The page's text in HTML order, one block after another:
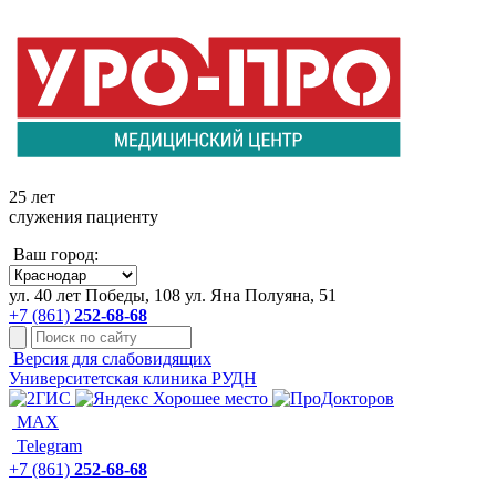
+7 861 252-68-68
25 лет
служения пациенту
Ваш город:
ул. 40 лет Победы, 108 ул. Яна Полуяна, 51
+7 (861) 252-68-68
Версия для слабовидящих
Университетская клиника РУДН
MAX
Telegram
+7 (861) 252-68-68